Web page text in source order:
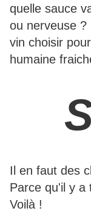
quelle sauce
ou nerveuse ?
vin choisir
humaine
Il en faut des
Parce qu'il y a
Voilà !